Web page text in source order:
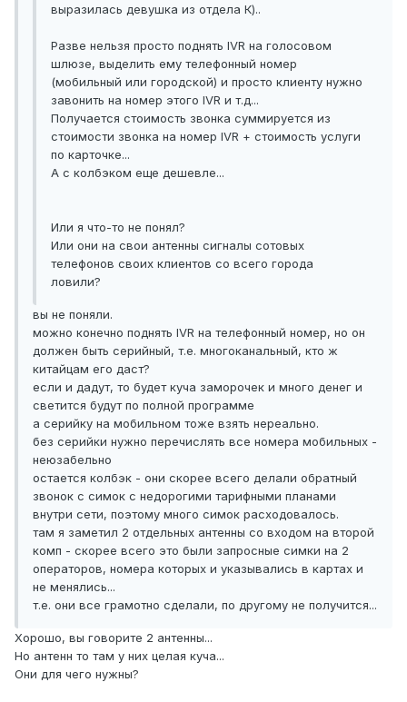
выразилась девушка из отдела К)..
Разве нельзя просто поднять IVR на голосовом
шлюзе, выделить ему телефонный номер
(мобильный или городской) и просто клиенту нужно
завонить на номер этого IVR и т.д...
Получается стоимость звонка суммируется из
стоимости звонка на номер IVR + стоимость услуги
по карточке...
А с колбэком еще дешевле...
Или я что-то не понял?
Или они на свои антенны сигналы сотовых
телефонов своих клиентов со всего города
ловили?
вы не поняли.
можно конечно поднять IVR на телефонный номер, но он
должен быть серийный, т.е. многоканальный, кто ж
китайцам его даст?
если и дадут, то будет куча заморочек и много денег и
светится будут по полной программе
а серийку на мобильном тоже взять нереально.
без серийки нужно перечислять все номера мобильных -
неюзабельно
остается колбэк - они скорее всего делали обратный
звонок с симок с недорогими тарифными планами
внутри сети, поэтому много симок расходовалось.
там я заметил 2 отдельных антенны со входом на второй
комп - скорее всего это были запросные симки на 2
операторов, номера которых и указывались в картах и
не менялись...
т.е. они все грамотно сделали, по другому не получится...
Хорошо, вы говорите 2 антенны...
Но антенн то там у них целая куча...
Они для чего нужны?